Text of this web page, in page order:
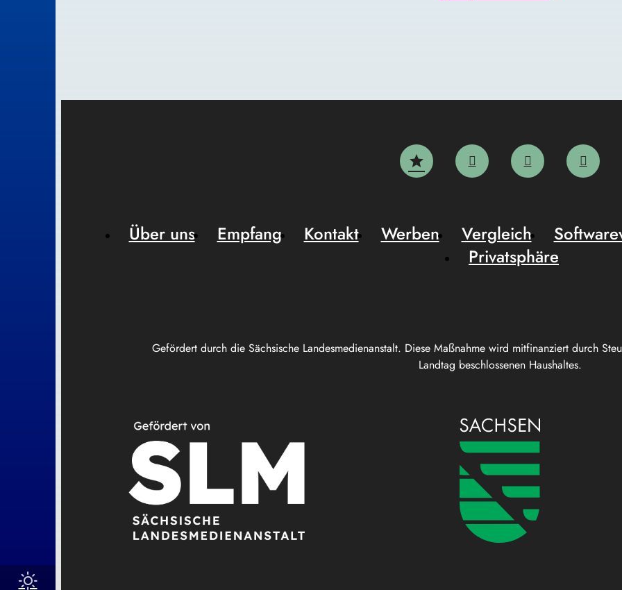
Gefördert durch die Sächsische Landesmedienanstalt. Diese Maßnahme wird mitfinanziert durch
Landtag beschlossenen Haushaltes.
Über uns Empfang Kontakt Werben Vergleich
Privatsphäre